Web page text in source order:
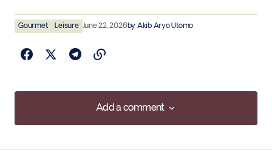
Gourmet Leisure June 22, 2026by Akib Aryo Utomo
Add a comment
Add a comment